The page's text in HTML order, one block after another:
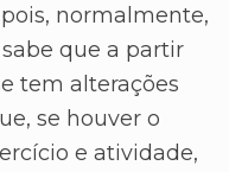
normalmente,
que a partir
tem alterações
se houver o
e atividade,